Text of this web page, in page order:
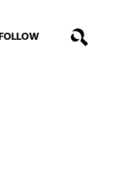
FOLLOW